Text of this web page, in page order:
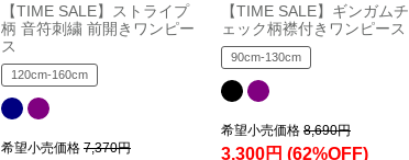
【TIME SALE】ストライプ
柄 音符刺繍 前開きワンピー
ス
120cm-160cm
希望小売価格 7,370円
【TIME SALE】ギンガムチ
ェック柄襟付きワンピース
90cm-130cm
希望小売価格 8,690円
3,300円 (62%OFF)